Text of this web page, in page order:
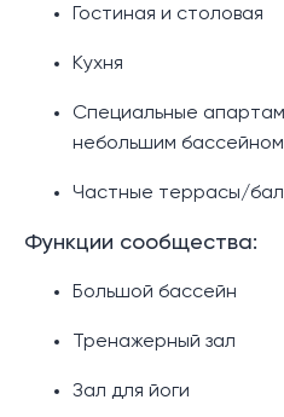
Гостиная и столовая
Кухня
Специальные
небольшим
Частные террасы/
Функции сообщества:
Большой бассейн
Тренажерный зал
Зал для йоги